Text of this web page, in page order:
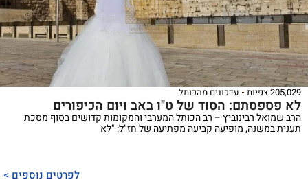
205,029 צפיות עדכונים מהכותל
לא פספסתם: הסוד של ט"ו באב ויום הכיפורים
הרב שמואל רבינוביץ – רב הכותל המערבי והמקומות קדושים בסוף מסכת
תענית במשנה, מופיעה קביעה מפתיעה של חז"ל: "לא
לפרטים נוספים >